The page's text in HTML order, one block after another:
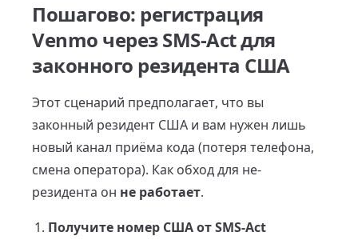
Пошагово: регистрация
Venmo через SMS-Act для
законного резидента США
Этот сценарий предполагает, что вы
законный резидент США и вам нужен лишь
новый канал приёма кода (потеря телефона,
смена оператора). Как обход для не-
резидента он не работает.
Получите номер США от SMS-Act